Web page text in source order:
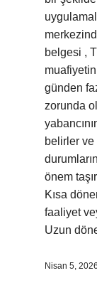
belgesi ,
günden
zorunda
belirler
önem
Kısa
faaliyet
Uzun
Nisan 5, 2026